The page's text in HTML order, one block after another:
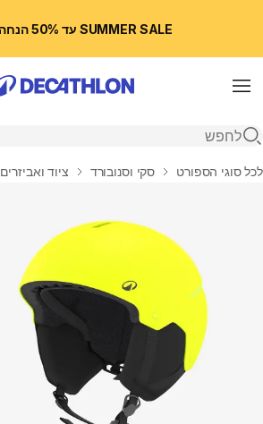
SUMMER SALE עד 50% הנחה 🛍️
Menu
פתיחת חיפוש
בית
לכל סוגי הספורט סקי וסנובורד ציוד ואביזרים